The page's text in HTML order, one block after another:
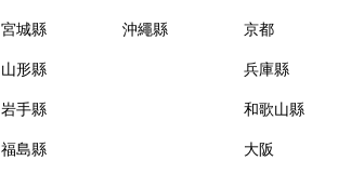
宮城縣
山形縣
岩手縣
福島縣
沖繩縣 京都
兵庫縣
和歌山縣
大阪